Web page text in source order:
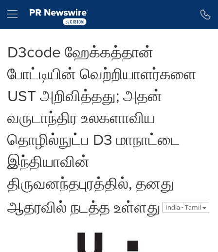
Hamburger menu
D3code ஹேக்கத்தான்
போட்டியின் வெற்றியாளர்களை
UST அறிவித்தது; அதன்
வருடாந்திர உலகளாவிய
தொழில்நுட்ப D3 மாநாட்டை
இந்தியாவின்
திருவனந்தபுரத்தில், தனது
ஆதரவில் நடத்த உள்ளது
India - Tamil